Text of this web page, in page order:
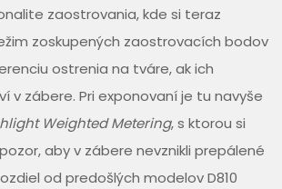
zaostrovania, kde si teraz
zoskupených zaostrovacích bodov
ostrenia na tváre, ak ich
v zábere. Pri exponovaní je tu navyše
Weighted Metering, s ktorou si
aby v zábere nevznikli prepálené
od predošlých modelov D810